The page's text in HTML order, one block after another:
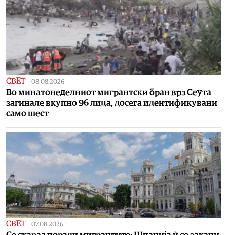
СВЕТ 08.08.2026
Во минатонеделниот мигрантски бран врз Сеута
загинале вкупно 96 лица, досега идентификувани
само шест
СВЕТ 07.08.2026